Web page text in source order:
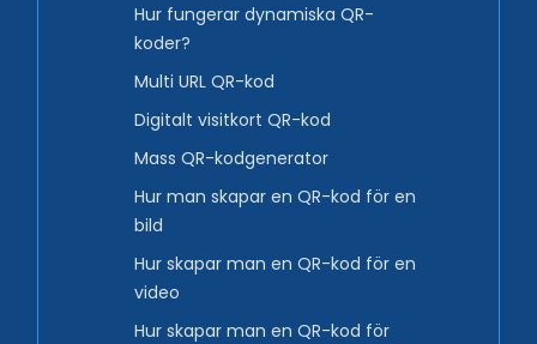
Hur fungerar dynamiska QR-
koder?
Multi URL QR-kod
Digitalt visitkort QR-kod
Mass QR-kodgenerator
Hur man skapar en QR-kod för en
bild
Hur skapar man en QR-kod för en
video
Hur skapar man en QR-kod för